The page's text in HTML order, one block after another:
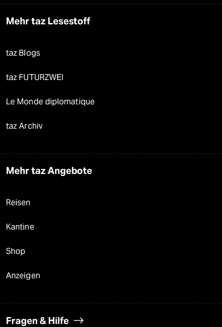
Mehr taz Lesestoff
taz Blogs
taz FUTURZWEI
Le Monde diplomatique
taz Archiv
Mehr taz Angebote
Reisen
Kantine
Shop
Anzeigen
Fragen & Hilfe